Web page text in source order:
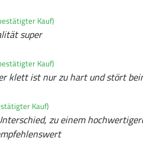
Kauf)
super
Kauf)
klett ist nur zu hart und stört
Kauf)
zu einem